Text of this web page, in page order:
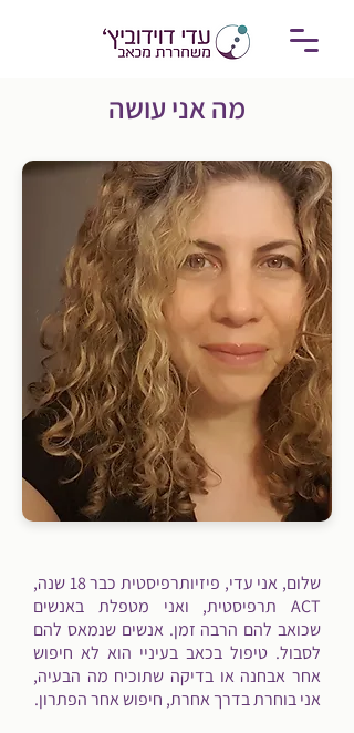
מה אני עושה
שלום, אני עדי, פיזיותרפיסטית כבר 18 שנה,
ACT תרפיסטית, ואני מטפלת באנשים
שכואב להם הרבה זמן. אנשים שנמאס להם
לסבול. טיפול בכאב בעיניי הוא לא חיפוש
אחר אבחנה או בדיקה שתוכיח מה הבעיה,
אני בוחרת בדרך אחרת, חיפוש אחר הפתרון.